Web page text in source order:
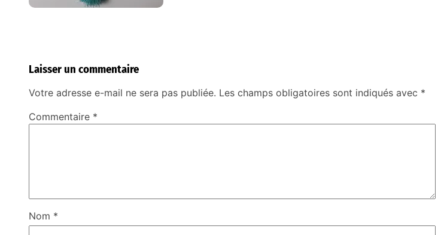
Laisser un commentaire
Votre adresse e-mail ne sera pas publiée. Les champs obligatoires sont indiqués avec *
Commentaire *
Nom *